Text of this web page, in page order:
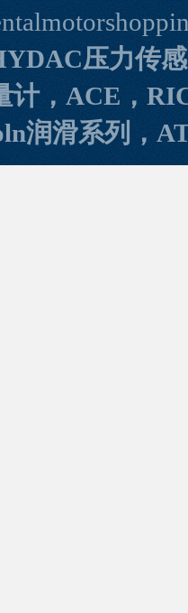
压力传
计，ACE，
润滑系列，